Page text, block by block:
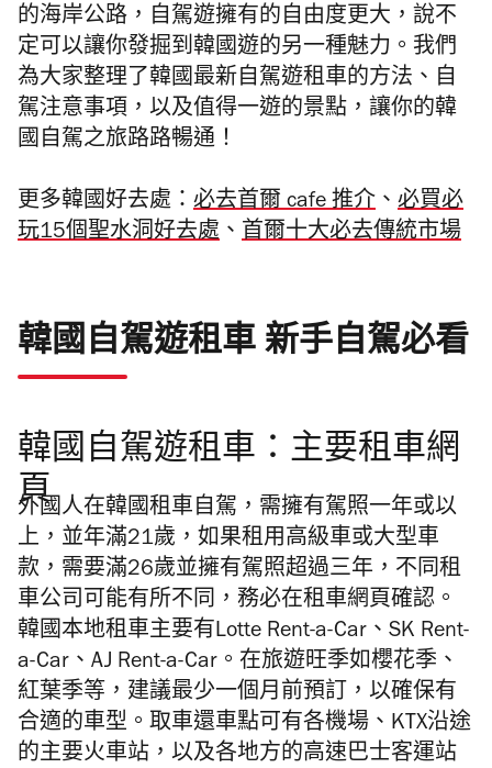
的海岸公路，自駕遊擁有的自由度更大，說不
定可以讓你發掘到韓國遊的另一種魅力。我們
為大家整理了韓國最新自駕遊租車的方法、自
駕注意事項，以及值得一遊的景點，讓你的韓
國自駕之旅路路暢通！
更多韓國好去處： 必去首爾 cafe 推介 、 必買必
玩15個聖水洞好去處 、 首爾十大必去傳統市場
韓國自駕遊租車 新手自駕必看
韓國自駕遊租車：主要租車網
頁
外國人在韓國租車自駕，需擁有駕照一年或以
上，並年滿21歲，如果租用高級車或大型車
款，需要滿26歲並擁有駕照超過三年，不同租
車公司可能有所不同，務必在租車網頁確認。
韓國本地租車主要有Lotte Rent-a-Car、SK Rent-
a-Car、AJ Rent-a-Car。在旅遊旺季如櫻花季、
紅葉季等，建議最少一個月前預訂，以確保有
合適的車型。取車還車點可有各機場、KTX沿途
的主要火車站，以及各地方的高速巴士客運站